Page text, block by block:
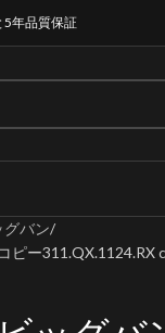
5年品質保証
グバン
ピー311.QX.1124.RX